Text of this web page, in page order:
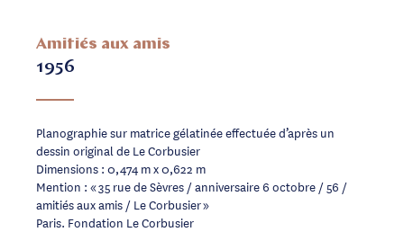
Amitiés aux amis
1956
Planographie sur matrice gélatinée effectuée d’après un
dessin original de Le Corbusier
Dimensions : 0,474 m x 0,622 m
Mention : « 35 rue de Sèvres / anniversaire 6 octobre / 56 /
amitiés aux amis / Le Corbusier »
Paris. Fondation Le Corbusier